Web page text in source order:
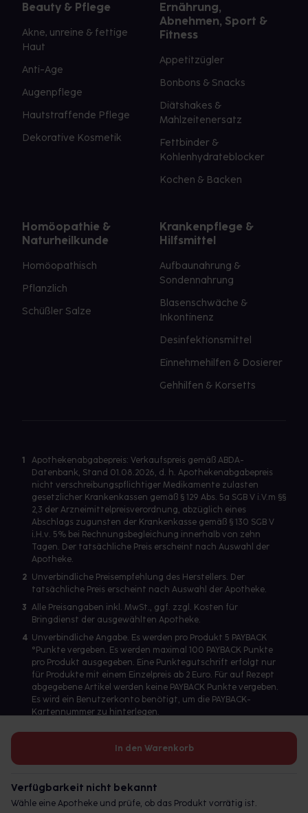
In den Warenkorb
Verfügbarkeit nicht bekannt
Wähle eine Apotheke und prüfe, ob das Produkt vorrätig ist.
Beauty & Pflege
Akne, unreine & fettige
Haut
Anti-Age
Augenpflege
Hautstraffende Pflege
Dekorative Kosmetik
Ernährung,
Abnehmen, Sport &
Fitness
Appetitzügler
Bonbons & Snacks
Diätshakes &
Mahlzeitenersatz
Fettbinder &
Kohlenhydrateblocker
Kochen & Backen
Homöopathie &
Naturheilkunde
Homöopathisch
Pflanzlich
Schüßler Salze
Krankenpflege &
Hilfsmittel
Aufbaunahrung &
Sondennahrung
Blasenschwäche &
Inkontinenz
Desinfektionsmittel
Einnehmehilfen & Dosierer
Gehhilfen & Korsetts
1
Apothekenabgabepreis: Verkaufspreis gemäß ABDA-
Datenbank, Stand 01.08.2026, d. h. Apothekenabgabepreis
nicht verschreibungspflichtiger Medikamente zulasten
gesetzlicher Krankenkassen gemäß § 129 Abs. 5a SGB V i.V.m §§
2,3 der Arzneimittelpreisverordnung, abzüglich eines
Abschlags zugunsten der Krankenkasse gemäß § 130 SGB V
i.H.v. 5% bei Rechnungsbegleichung innerhalb von zehn
Tagen. Der tatsächliche Preis erscheint nach Auswahl der
Apotheke.
2 Unverbindliche Preisempfehlung des Herstellers. Der
tatsächliche Preis erscheint nach Auswahl der Apotheke.
3 Alle Preisangaben inkl. MwSt., ggf. zzgl. Kosten für
Bringdienst der ausgewählten Apotheke.
4 Unverbindliche Angabe. Es werden pro Produkt 5 PAYBACK
°Punkte vergeben. Es werden maximal 100 PAYBACK Punkte
pro Produkt ausgegeben. Eine Punktegutschrift erfolgt nur
für Produkte mit einem Einzelpreis ab 2 Euro. Für auf Rezept
abgegebene Artikel werden keine PAYBACK Punkte vergeben.
Es wird ein Benutzerkonto benötigt, um die PAYBACK-
Kartennummer zu hinterlegen.
Betreiber des Portals und verantwortlich: gesund.de GmbH &
© 2026 gesund.de GmbH & Co. KG